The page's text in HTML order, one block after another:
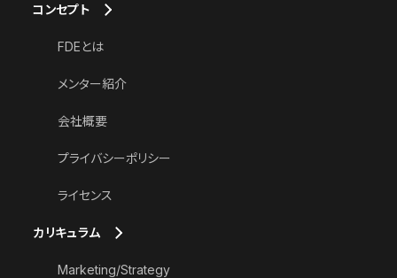
コンセプト
FDEとは
メンター紹介
会社概要
プライバシーポリシー
ライセンス
カリキュラム
Marketing/Strategy